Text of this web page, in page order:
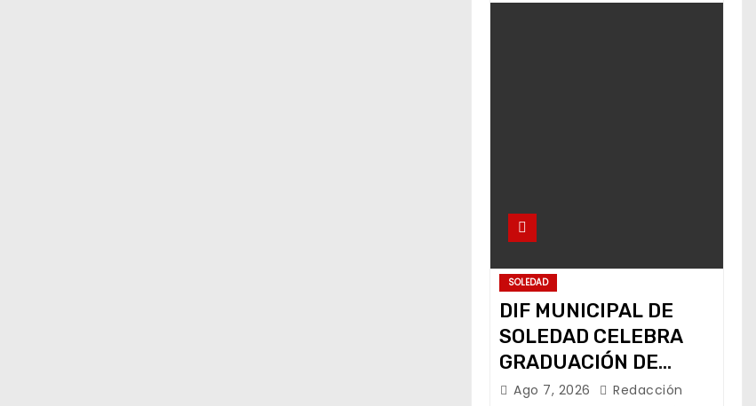
SOLEDAD
DIF MUNICIPAL DE
SOLEDAD CELEBRA
GRADUACIÓN DE
PEQUEÑOS USUARIOS
Ago 7, 2026 Redacción